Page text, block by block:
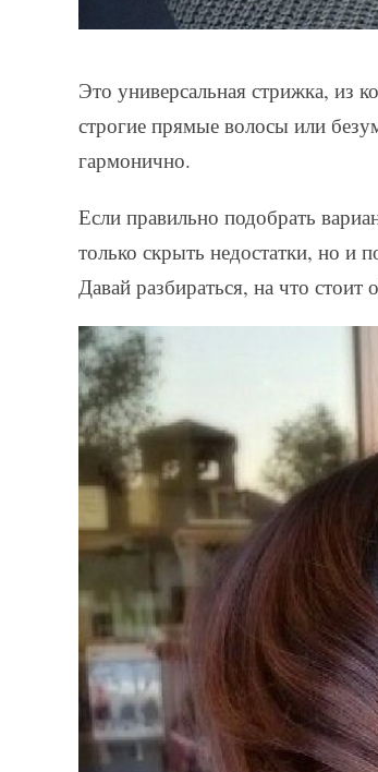
Это универсальная стрижка, из
строгие прямые волосы или
гармонично.
Если правильно подобрать
только скрыть недостатки, но и
Давай разбираться, на что